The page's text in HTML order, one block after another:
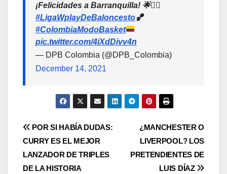
¡Felicidades a Barranquilla! 🌟✌🏽
#LigaWplayDeBaloncesto🏀
#ColombiaModoBasket
pic.twitter.com/4iXdDivv4n
— DPB Colombia (@DPB_Colombia)
December 14, 2021
¿MANCHESTER O
LIVERPOOL? LOS
PRETENDIENTES DE
LUIS DÍAZ
POR SI HABÍA DUDAS:
CURRY ES EL MEJOR
LANZADOR DE TRIPLES
DE LA HISTORIA